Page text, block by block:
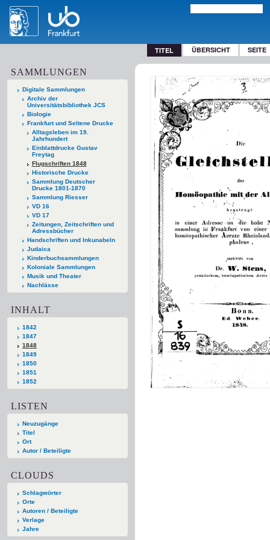
TITEL ÜBERSICHT SEITE
SAMMLUNGEN
Digitale Sammlungen
Archiv der
Universitätsbibliothek JCS
Biologie
Frankfurt und Seltene Drucke
Alltagsleben im 19.
Jahrhundert
Einblattdrucke Gustav
Freytag
Flugschriften 1848
Historische Drucke
Sammlung Deutscher
Drucke 1801-1870
Sammlung Riesser
VD 16
VD 17
Zeitungen, Zeitschriften und
Adressbücher
Handschriften und Inkunabeln
Judaica
Kinderbuchsammlungen
Koloniale Sammlungen
Musik und Theater
Nachlässe
INHALT
1842
1847
1848
1849
1850
1851
1852
LISTEN
Neuzugänge
Titel
Ort
Autor / Beteiligte
CLOUDS
Schlagwörter
Orte
Autoren / Beteiligte
Verlage
Jahre